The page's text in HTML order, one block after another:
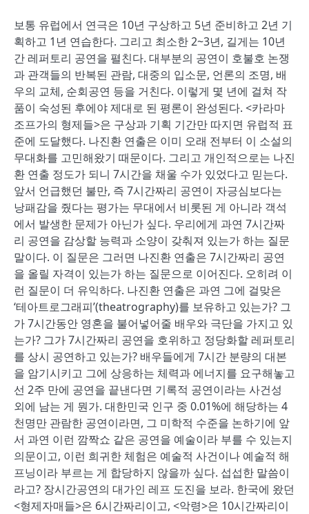
보통 유럽에서 연극은 10년 구상하고 5년 준비하고 2년 기
획하고 1년 연습한다. 그리고 최소한 2~3년, 길게는 10년
간 레퍼토리 공연을 펼친다. 대부분의 공연이 호불호 논쟁
과 관객들의 반복된 관람, 대중의 입소문, 언론의 조명, 배
우의 교체, 순회공연 등을 거친다. 이렇게 몇 년에 걸쳐 작
품이 숙성된 후에야 제대로 된 평론이 완성된다. <카라마
조프가의 형제들>은 구상과 기획 기간만 따지면 유럽적 표
준에 도달했다. 나진환 연출은 이미 오래 전부터 이 소설의
무대화를 고민해왔기 때문이다. 그리고 개인적으로는 나진
환 연출 정도가 되니 7시간을 채울 수가 있었다고 믿는다.
앞서 언급했던 불만, 즉 7시간짜리 공연이 자긍심보다는
낭패감을 줬다는 평가는 무대에서 비롯된 게 아니라 객석
에서 발생한 문제가 아닌가 싶다. 우리에게 과연 7시간짜
리 공연을 감상할 능력과 소양이 갖춰져 있는가 하는 질문
말이다. 이 질문은 그러면 나진환 연출은 7시간짜리 공연
을 올릴 자격이 있는가 하는 질문으로 이어진다. 오히려 이
런 질문이 더 유익하다. 나진환 연출은 과연 그에 걸맞은
‘테아트로그래피’(theatrography)를 보유하고 있는가? 그
가 7시간동안 영혼을 불어넣어줄 배우와 극단을 가지고 있
는가? 그가 7시간짜리 공연을 호위하고 정당화할 레퍼토리
를 상시 공연하고 있는가? 배우들에게 7시간 분량의 대본
을 암기시키고 그에 상응하는 체력과 에너지를 요구해놓고
선 2주 만에 공연을 끝낸다면 기록적 공연이라는 사건성
외에 남는 게 뭔가. 대한민국 인구 중 0.01%에 해당하는 4
천명만 관람한 공연이라면, 그 미학적 수준을 논하기에 앞
서 과연 이런 깜짝쇼 같은 공연을 예술이라 부를 수 있는지
의문이고, 이런 희귀한 체험은 예술적 사건이나 예술적 해
프닝이라 부르는 게 합당하지 않을까 싶다. 섭섭한 말씀이
라고? 장시간공연의 대가인 레프 도진을 보라. 한국에 왔던
<형제자매들>은 6시간짜리이고, <악령>은 10시간짜리이